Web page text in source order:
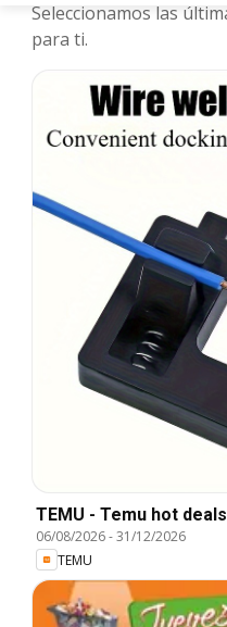
Seleccionamos las
para ti.
TEMU - Temu hot
06/08/2026-31/12/2026
TEMU